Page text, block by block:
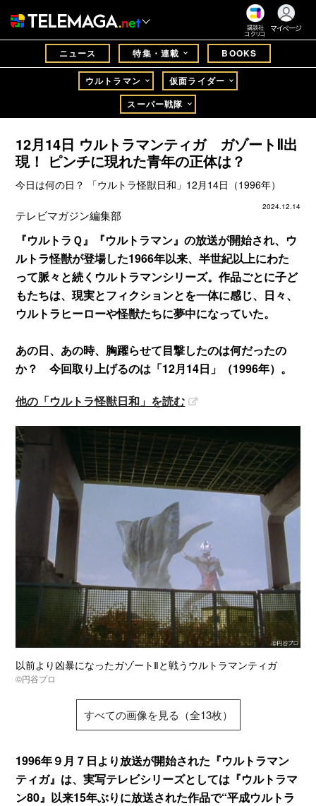
講談社
コクリコ
マイページ
ニュース 特集・連載 BOOKS
ウルトラマン
仮面ライダー
スーパー戦隊
12月14日 ウルトラマンティガ ガゾートⅡ出
現！ ピンチに現れた青年の正体は？
今日は何の日？ 「ウルトラ怪獣日和」12月14日（1996年）
2024.12.14
テレビマガジン編集部
『ウルトラＱ』『ウルトラマン』の放送が開始され、ウ
ルトラ怪獣が登場した1966年以来、半世紀以上にわた
って脈々と続くウルトラマンシリーズ。作品ごとに子ど
もたちは、現実とフィクションとを一体に感じ、日々、
ウルトラヒーローや怪獣たちに夢中になっていた。
あの日、あの時、胸躍らせて目撃したのは何だったの
か？ 今回取り上げるのは「12月14日」（1996年）。
他の「ウルトラ怪獣日和」を読む
以前より凶暴になったガゾートⅡと戦うウルトラマンティガ
©円谷プロ
すべての画像を見る（全13枚）
1996年９月７日より放送が開始された『ウルトラマン
ティガ』は、実写テレビシリーズとしては『ウルトラマ
ン80』以来15年ぶりに放送された作品で“平成ウルトラ